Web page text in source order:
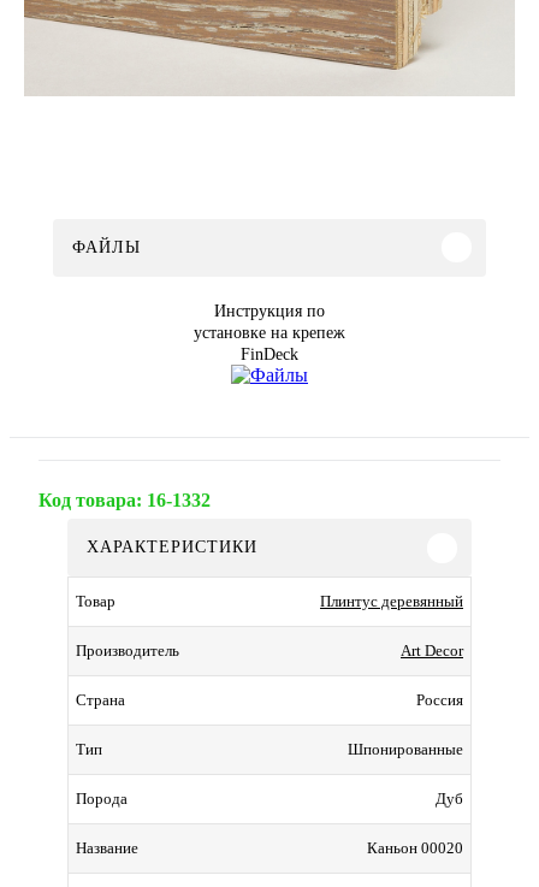
ФАЙЛЫ
Инструкция по
установке на крепеж
FinDeck
Код товара: 16-1332
ХАРАКТЕРИСТИКИ
Товар Плинтус деревянный
Производитель Art Decor
Страна Россия
Тип Шпонированные
Порода Дуб
Название Каньон 00020